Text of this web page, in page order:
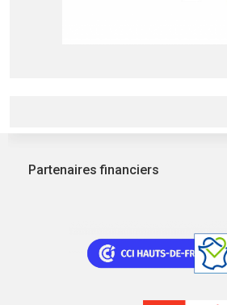
Partenaires financiers